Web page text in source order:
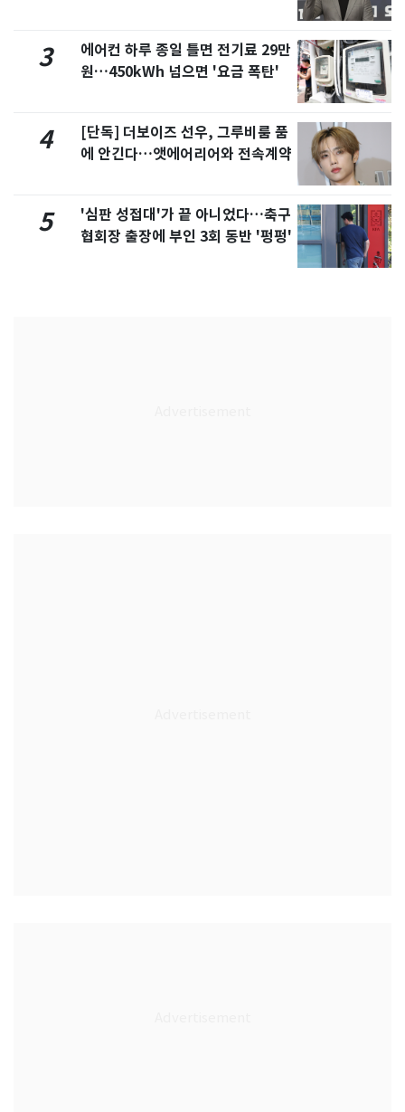
3
에어컨 하루 종일 틀면 전기료 29만
원…450kWh 넘으면 '요금 폭탄'
4
[단독] 더보이즈 선우, 그루비룸 품
에 안긴다…앳에어리어와 전속계약
5
'심판 성접대'가 끝 아니었다…축구
협회장 출장에 부인 3회 동반 '펑펑'